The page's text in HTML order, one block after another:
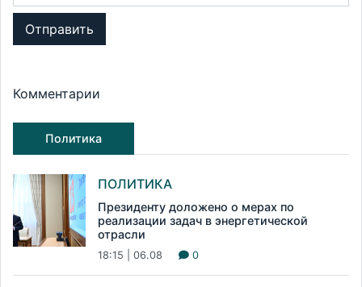
Отправить
Комментарии
Политика
ПОЛИТИКА
Президенту доложено о мерах по
реализации задач в энергетической
отрасли
18:15 | 06.08 0